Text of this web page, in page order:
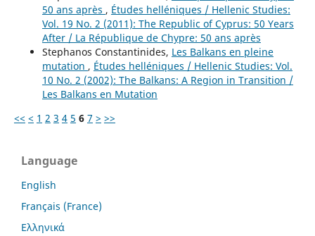
50 ans après , Études helléniques / Hellenic Studies:
Vol. 19 No. 2 (2011): The Republic of Cyprus: 50 Years
After / La République de Chypre: 50 ans après
Stephanos Constantinides, Les Balkans en pleine
mutation , Études helléniques / Hellenic Studies: Vol.
10 No. 2 (2002): The Balkans: A Region in Transition /
Les Balkans en Mutation
<< < 1 2 3 4 5 6 7 > >>
Language
English
Français (France)
Ελληνικά